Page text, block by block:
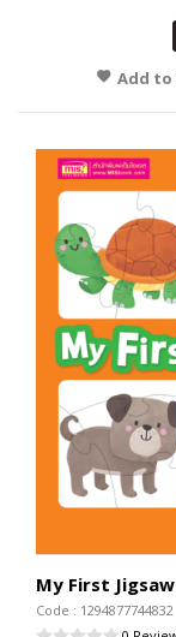
Add to
My First
Code : 1294877744832